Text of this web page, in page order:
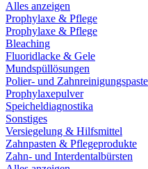
Alles anzeigen
Prophylaxe & Pflege
Prophylaxe & Pflege
Bleaching
Fluoridlacke & Gele
Mundspüllösungen
Polier- und
Prophylaxepulver
Speicheldiagnostika
Sonstiges
Versiegelung & Hilfsmittel
Zahnpasten & Pflegeprodukte
Zahn- und Interdentalbürsten